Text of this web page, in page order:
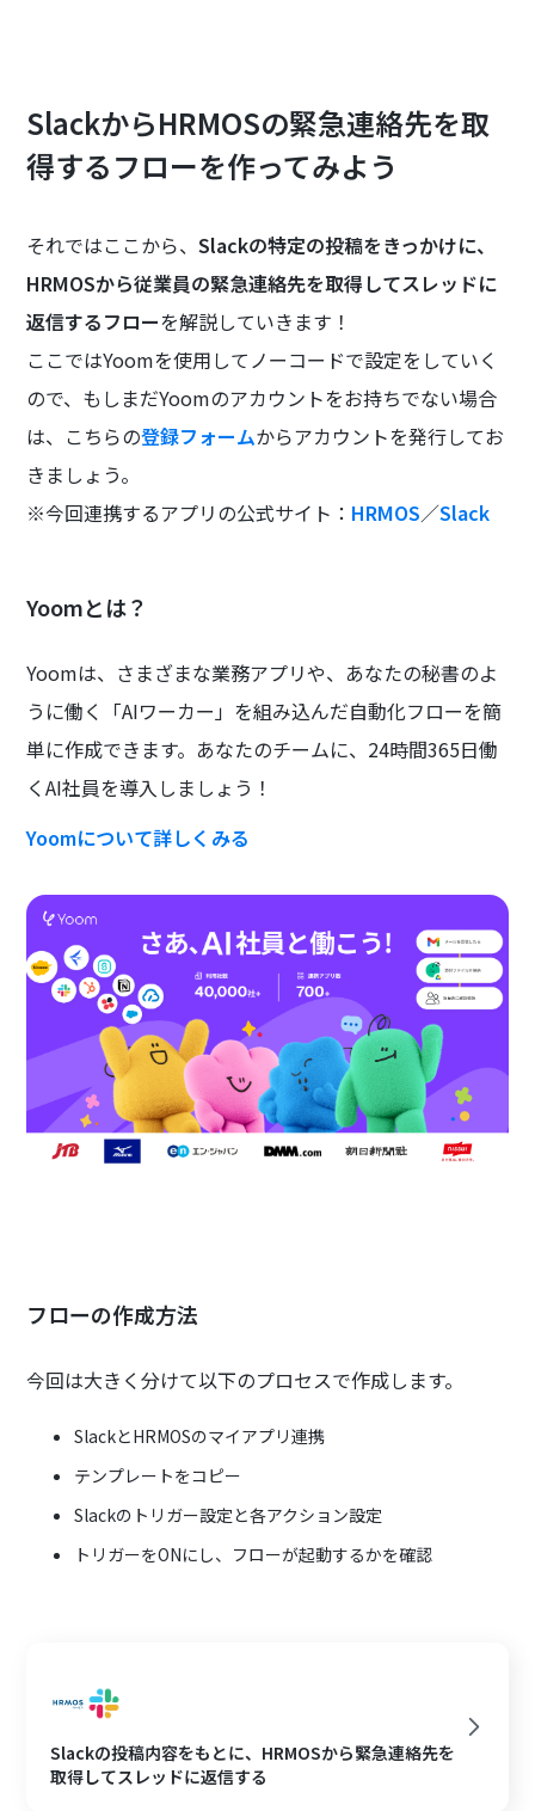
SlackからHRMOSの緊急連絡先を取
得するフローを作ってみよう
それではここから、Slackの特定の投稿をきっかけに、
HRMOSから従業員の緊急連絡先を取得してスレッドに
返信するフローを解説していきます！
ここではYoomを使用してノーコードで設定をしていく
ので、もしまだYoomのアカウントをお持ちでない場合
は、こちらの登録フォームからアカウントを発行してお
きましょう。
※今回連携するアプリの公式サイト： HRMOS／Slack
Yoomとは？
Yoomは、さまざまな業務アプリや、あなたの秘書のよ
うに働く「AIワーカー」を組み込んだ自動化フローを簡
単に作成できます。あなたのチームに、24時間365日働
くAI社員を導入しましょう！
Yoomについて詳しくみる
フローの作成方法
今回は大きく分けて以下のプロセスで作成します。
SlackとHRMOSのマイアプリ連携
テンプレートをコピー
Slackのトリガー設定と各アクション設定
トリガーをONにし、フローが起動するかを確認
Slackの投稿内容をもとに、HRMOSから緊急連絡先を
取得してスレッドに返信する